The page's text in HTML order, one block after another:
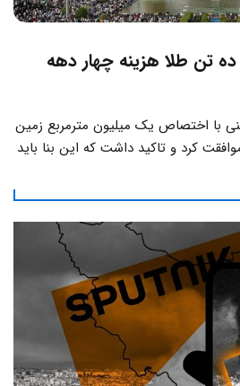
تن طلا هزینه چهار دهه
با اختصاص یک میلیون مترمربع زمین
کرد و تاکید داشت که این بنا باید
مساجد صدر اسلام باشد.